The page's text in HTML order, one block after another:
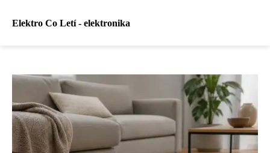
Elektro Co Letí - elektronika